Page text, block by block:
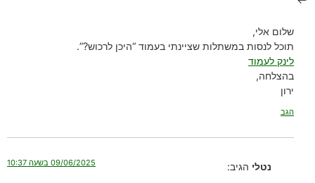
שלום אלי,
תוכל לנסות במשתלות שציינתי בעמוד “היכן לרכוש?”.
לינק לעמוד
בהצלחה,
ירון
הגב
נטלי הגיב: 09/06/2025 בשעה 10:37